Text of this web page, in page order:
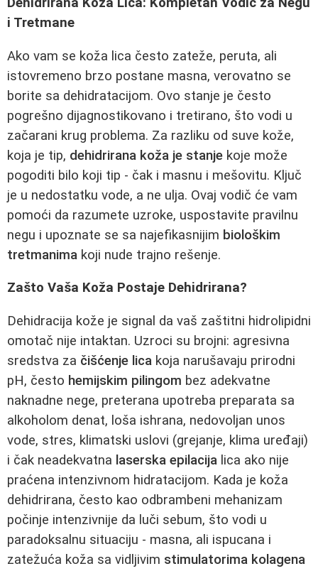
i Tretmane
Ako vam se koža lica često zateže, peruta, ali
istovremeno brzo postane masna, verovatno se
borite sa dehidratacijom. Ovo stanje je često
pogrešno dijagnostikovano i tretirano, što vodi u
začarani krug problema. Za razliku od suve kože,
koja je tip, dehidrirana koža je stanje koje može
pogoditi bilo koji tip - čak i masnu i mešovitu. Ključ
je u nedostatku vode, a ne ulja. Ovaj vodič će vam
pomoći da razumete uzroke, uspostavite pravilnu
negu i upoznate se sa najefikasnijim biološkim
tretmanima koji nude trajno rešenje.
Zašto Vaša Koža Postaje Dehidrirana?
Dehidracija kože je signal da vaš zaštitni hidrolipidni
omotač nije intaktan. Uzroci su brojni: agresivna
sredstva za čišćenje lica koja narušavaju prirodni
pH, često hemijskim pilingom bez adekvatne
naknadne nege, preterana upotreba preparata sa
alkoholom denat, loša ishrana, nedovoljan unos
vode, stres, klimatski uslovi (grejanje, klima uređaji)
i čak neadekvatna laserska epilacija lica ako nije
praćena intenzivnom hidratacijom. Kada je koža
dehidrirana, često kao odbrambeni mehanizam
počinje intenzivnije da luči sebum, što vodi u
paradoksalnu situaciju - masna, ali ispucana i
zatežuća koža sa vidljivim stimulatorima kolagena